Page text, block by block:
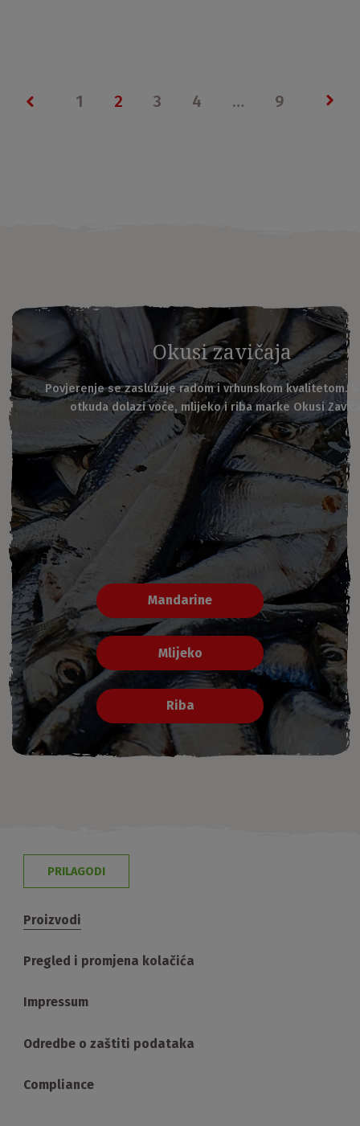
Previous page
1 2 3 4 … 9
Okusi zavičaja
Povjerenje se zaslužuje radom i vrhunskom kvalitetom.
otkuda dolazi voće, mlijeko i riba marke Okusi
Mandarine
Mlijeko
Riba
PRILAGODI
Proizvodi
Pregled i promjena kolačića
Impressum
Odredbe o zaštiti podataka
Compliance